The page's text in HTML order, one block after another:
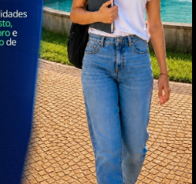
se os
a atuar.